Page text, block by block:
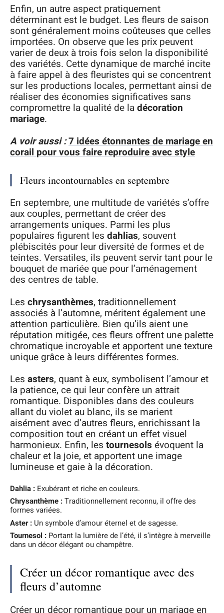
Enfin, un autre aspect pratiquement
déterminant est le budget. Les fleurs de saison
sont généralement moins coûteuses que celles
importées. On observe que les prix peuvent
varier de deux à trois fois selon la disponibilité
des variétés. Cette dynamique de marché incite
à faire appel à des fleuristes qui se concentrent
sur les productions locales, permettant ainsi de
réaliser des économies significatives sans
compromettre la qualité de ladécoration
mariage.
A voir aussi :7 idées étonnantes de mariage en
corail pour vous faire reproduire avec style
Fleurs incontournables en septembre
En septembre, une multitude de variétés s’offre
aux couples, permettant de créer des
arrangements uniques. Parmi les plus
populaires figurent les dahlias, souvent
plébiscités pour leur diversité de formes et de
teintes. Versatiles, ils peuvent servir tant pour le
bouquet de mariée que pour l’aménagement
des centres de table.
Les chrysanthèmes, traditionnellement
associés à l’automne, méritent également une
attention particulière. Bien qu’ils aient une
réputation mitigée, ces fleurs offrent une palette
chromatique incroyable et apportent une texture
unique grâce à leurs différentes formes.
Les asters, quant à eux, symbolisent l’amour et
la patience, ce qui leur confère un attrait
romantique. Disponibles dans des couleurs
allant du violet au blanc, ils se marient
aisément avec d’autres fleurs, enrichissant la
composition tout en créant un effet visuel
harmonieux. Enfin, les tournesols évoquent la
chaleur et la joie, et apportent une image
lumineuse et gaie à la décoration.
Dahlia : Exubérant et riche en couleurs.
Chrysanthème :Traditionnellement reconnu, il offre des
formes variées.
Aster : Un symbole d’amour éternel et de sagesse.
Tournesol : Portant la lumière de l’été, il s’intègre à merveille
dans un décor élégant ou champêtre.
Créer un décor romantique avec des
fleurs d’automne
Créer un décor romantique pour un mariage en